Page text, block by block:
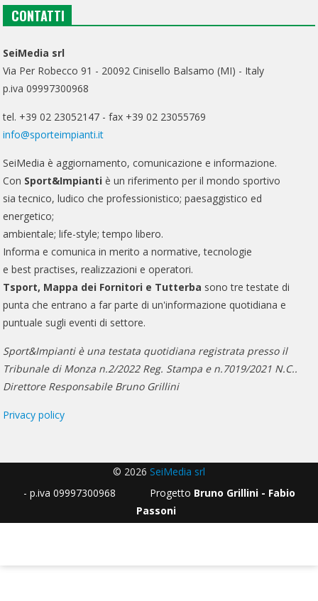
CONTATTI
SeiMedia srl
Via Per Robecco 91 - 20092 Cinisello Balsamo (MI) - Italy
p.iva 09997300968
tel. +39 02 23052147 - fax +39 02 23055769
info@sporteimpianti.it
SeiMedia è aggiornamento, comunicazione e informazione.
Con Sport&Impianti è un riferimento per il mondo sportivo
sia tecnico, ludico che professionistico; paesaggistico ed
energetico;
ambientale; life-style; tempo libero.
Informa e comunica in merito a normative, tecnologie
e best practises, realizzazioni e operatori.
Tsport, Mappa dei Fornitori e Tutterba sono tre testate di
punta che entrano a far parte di un'informazione quotidiana e
puntuale sugli eventi di settore.
Sport&Impianti è una testata quotidiana registrata presso il
Tribunale di Monza n.2/2022 Reg. Stampa e n.7019/2021 N.C..
Direttore Responsabile Bruno Grillini
Privacy policy
© 2026 SeiMedia srl
- p.iva 09997300968 Progetto Bruno Grillini - Fabio
Passoni